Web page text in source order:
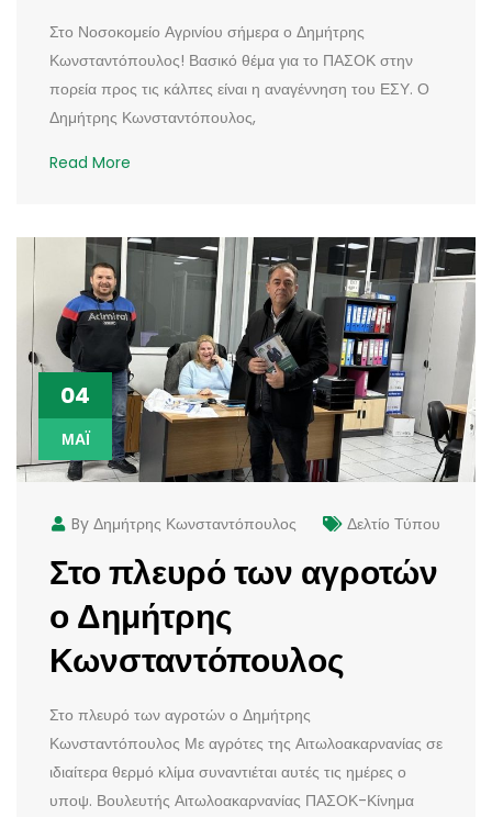
Στο Νοσοκομείο Αγρινίου σήμερα ο Δημήτρης
Κωνσταντόπουλος! Βασικό θέμα για το ΠΑΣΟΚ στην
πορεία προς τις κάλπες είναι η αναγέννηση του ΕΣΥ. Ο
Δημήτρης Κωνσταντόπουλος,
Read More
04
ΜΆΙ
By Δημήτρης Κωνσταντόπουλος Δελτίο Τύπου
Στο πλευρό των αγροτών
ο Δημήτρης
Κωνσταντόπουλος
Στο πλευρό των αγροτών ο Δημήτρης
Κωνσταντόπουλος Με αγρότες της Αιτωλοακαρνανίας σε
ιδιαίτερα θερμό κλίμα συναντιέται αυτές τις ημέρες ο
υποψ. Βουλευτής Αιτωλοακαρνανίας ΠΑΣΟΚ-Κίνημα